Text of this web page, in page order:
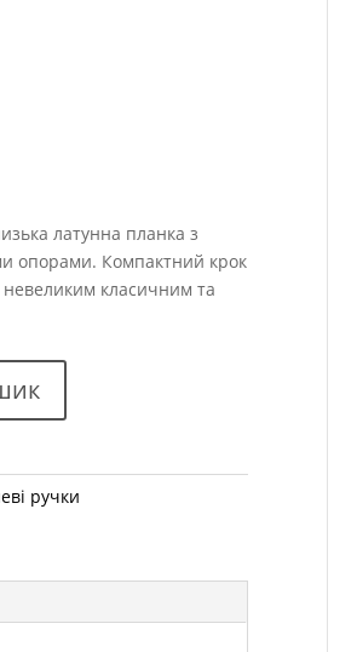
латунна планка з
опорами. Компактний крок
класичним та
ручки